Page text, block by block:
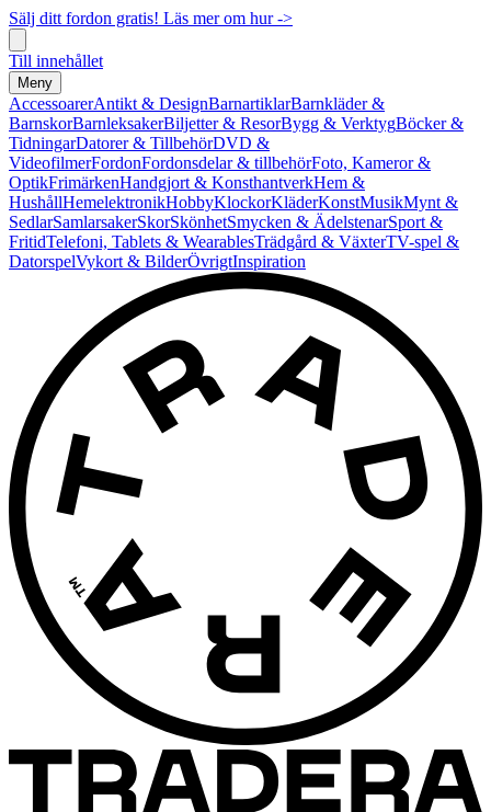
Sälj ditt fordon gratis! Läs mer om hur ->
Till innehållet
Meny
AccessoarerAntikt & DesignBarnartiklarBarnkläder &
BarnskorBarnleksakerBiljetter & ResorBygg & VerktygBöcker &
TidningarDatorer & TillbehörDVD &
VideofilmerFordonFordonsdelar & tillbehörFoto, Kameror &
OptikFrimärkenHandgjort & KonsthantverkHem &
HushållHemelektronikHobbyKlockorKläderKonstMusikMynt &
SedlarSamlarsakerSkorSkönhetSmycken & ÄdelstenarSport &
FritidTelefoni, Tablets & WearablesTrädgård & VäxterTV-spel &
DatorspelVykort & BilderÖvrigtInspiration